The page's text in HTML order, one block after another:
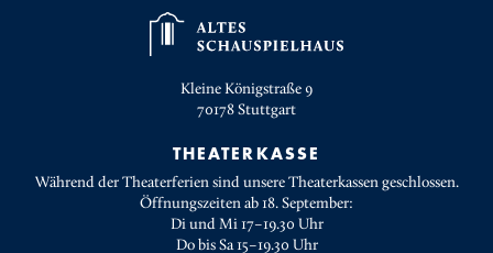
Kleine Königstraße 9
70178Stuttgart
THEATERKASSE
Während der Theaterferien sind unsere Theaterkassen geschlossen.
Öffnungszeiten ab 18. September:
Di und Mi 17–19.30 Uhr
Do bis Sa 15–19.30 Uhr